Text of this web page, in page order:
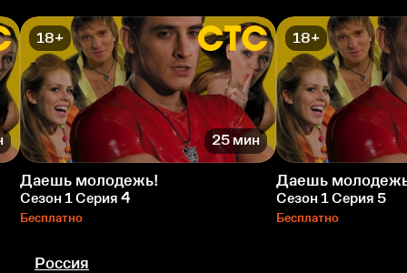
18+
25 мин
Даешь молодежь!
Сезон 1 Серия 4
Бесплатно
18+
Даешь
Сезон 1 Серия 5
Бесплатно
Россия